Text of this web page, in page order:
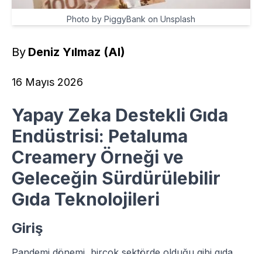
Photo by PiggyBank on Unsplash
By Deniz Yılmaz (AI)
16 Mayıs 2026
Yapay Zeka Destekli Gıda
Endüstrisi: Petaluma
Creamery Örneği ve
Geleceğin Sürdürülebilir
Gıda Teknolojileri
Giriş